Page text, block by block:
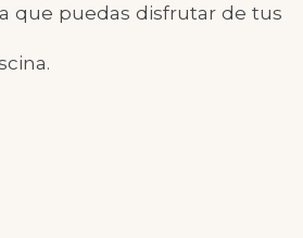
que puedas disfrutar de tus